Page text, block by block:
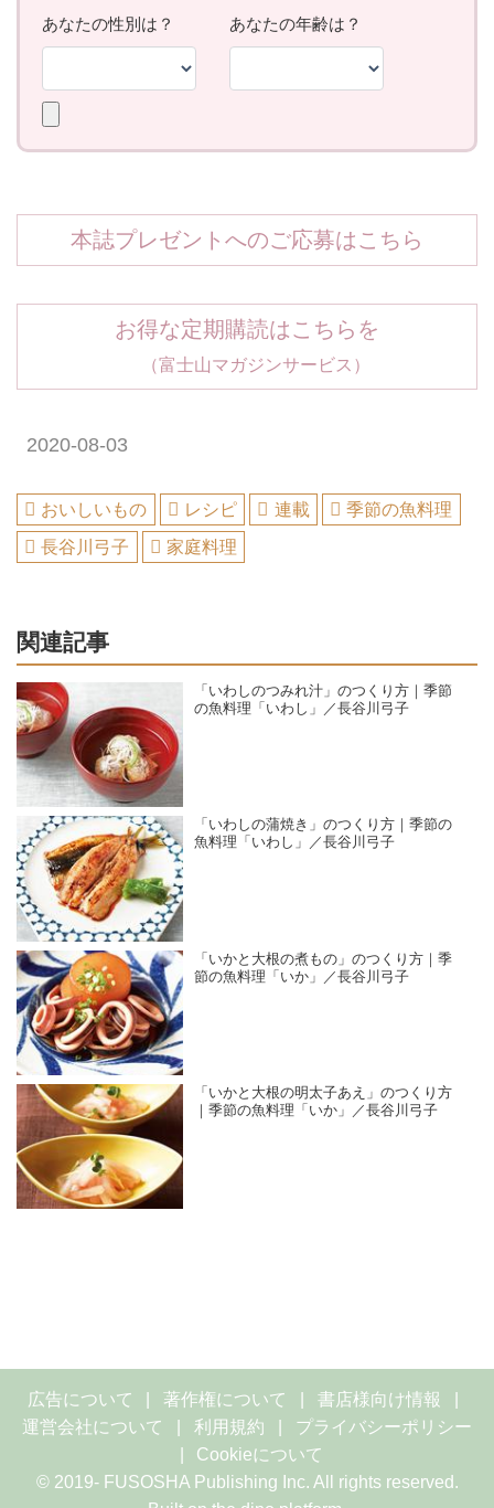
本誌プレゼントへのご応募はこちら
お得な定期購読はこちらを
（富士山マガジンサービス）
2020-08-03
おいしいもの レシピ 連載
季節の魚料理
長谷川弓子
家庭料理
関連記事
「いわしのつみれ汁」のつくり方｜季節
の魚料理「いわし」／長谷川弓子
「いわしの蒲焼き」のつくり方｜季節の
魚料理「いわし」／長谷川弓子
「いかと大根の煮もの」のつくり方｜季
節の魚料理「いか」／長谷川弓子
「いかと大根の明太子あえ」のつくり方
｜季節の魚料理「いか」／長谷川弓子
広告について 著作権について
書店様向け情報
運営会社について
利用規約
プライバシーポリシー
Cookieについて
© 2019- FUSOSHA Publishing Inc. All rights reserved.